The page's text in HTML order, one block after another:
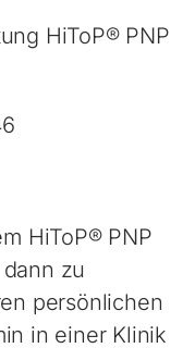
HiToP® PNP
HiToP® PNP
zu
persönlichen
in einer Klinik